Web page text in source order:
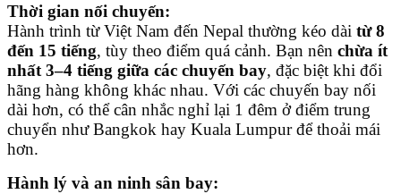
Thời gian nối chuyến:
Hành trình từ Việt Nam đến Nepal thường kéo dài từ 8
đến 15 tiếng, tùy theo điểm quá cảnh. Bạn nên chừa ít
nhất 3–4 tiếng giữa các chuyến bay, đặc biệt khi đổi
hãng hàng không khác nhau. Với các chuyến bay nối
dài hơn, có thể cân nhắc nghỉ lại 1 đêm ở điểm trung
chuyển như Bangkok hay Kuala Lumpur để thoải mái
hơn.
Hành lý và an ninh sân bay: